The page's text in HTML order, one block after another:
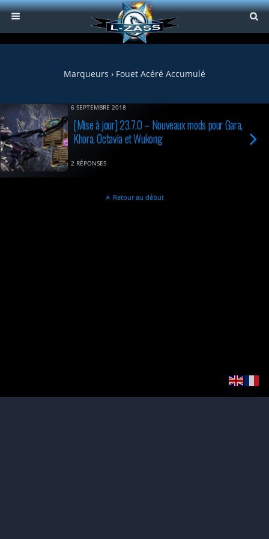
Marqueurs › Fouet Acéré Accumulé
6 SEPTEMBRE 2018
[Mise à jour] 23.7.0 – Nouveaux mods pour Gara,
Khora, Octavia et Wukong
2 RÉPONSES
Retour au début